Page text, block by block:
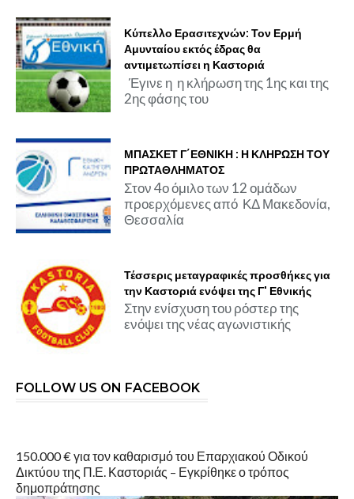
Κύπελλο Ερασιτεχνών: Τον Ερμή
Αμυνταίου εκτός έδρας θα
αντιμετωπίσει η Καστοριά
Έγινε η η κλήρωση της 1ης και της
2ης φάσης του
ΜΠΑΣΚΕΤ Γ΄ΕΘΝΙΚΗ : Η ΚΛΗΡΩΣΗ ΤΟΥ
ΠΡΩΤΑΘΛΗΜΑΤΟΣ
Στον 4ο όμιλο των 12 ομάδων
προερχόμενες από ΚΔ Μακεδονία,
Θεσσαλία
Τέσσερις μεταγραφικές προσθήκες για
την Καστοριά ενόψει της Γ' Εθνικής
Στην ενίσχυση του ρόστερ της
ενόψει της νέας αγωνιστικής
FOLLOW US ON FACEBOOK
150.000 € για τον καθαρισμό του Επαρχιακού Οδικού
Δικτύου της Π.Ε. Καστοριάς – Εγκρίθηκε ο τρόπος
δημοπράτησης